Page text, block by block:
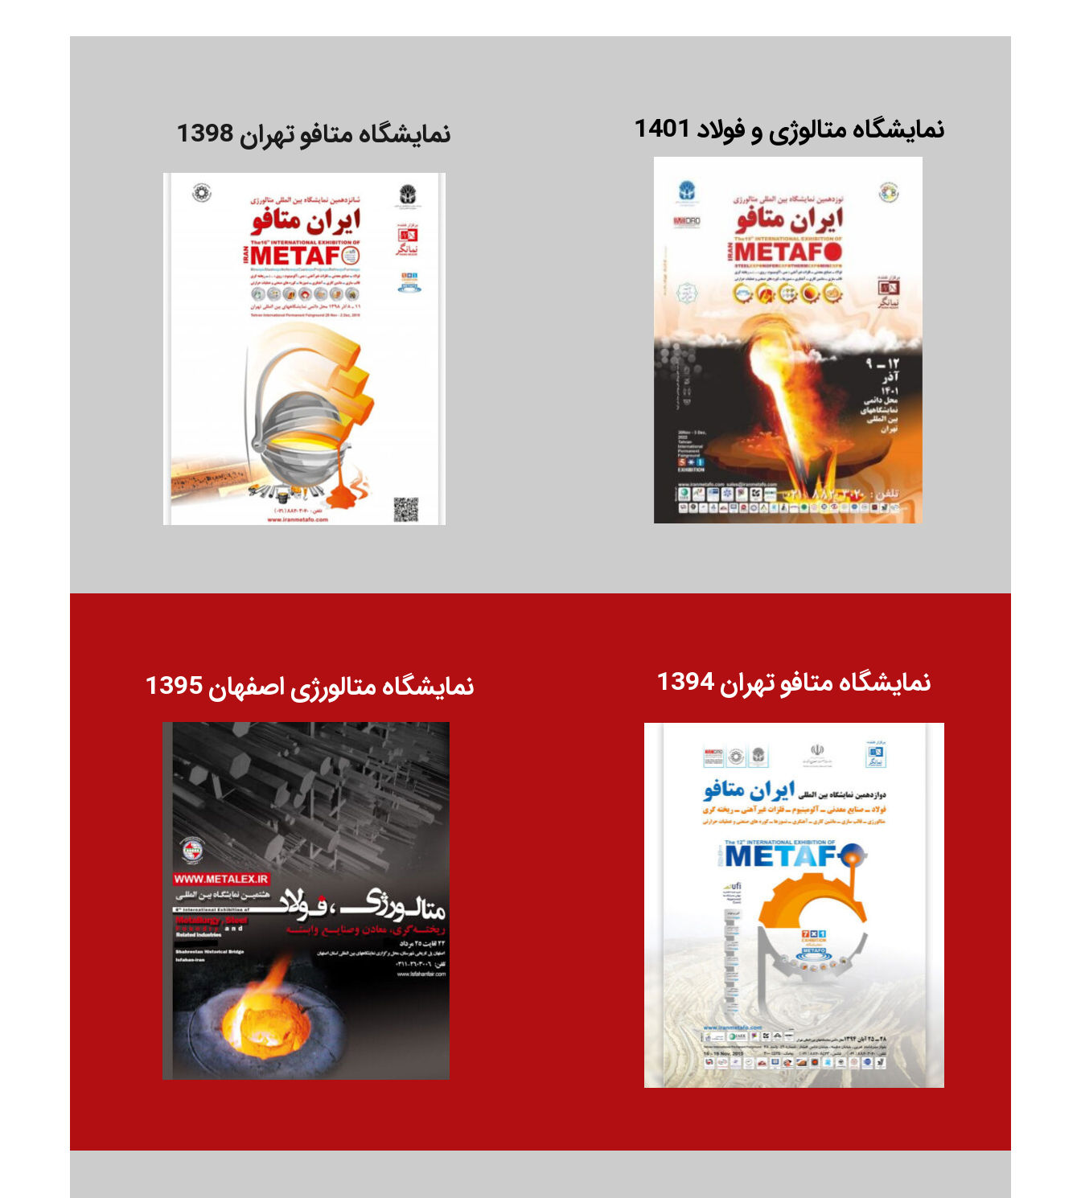
نمایشگاه متافو تهران 1398 نمایشگاه متالوژی و فولاد 1401
نمایشگاه متالورژی اصفهان 1395 نمایشگاه متافو تهران 1394